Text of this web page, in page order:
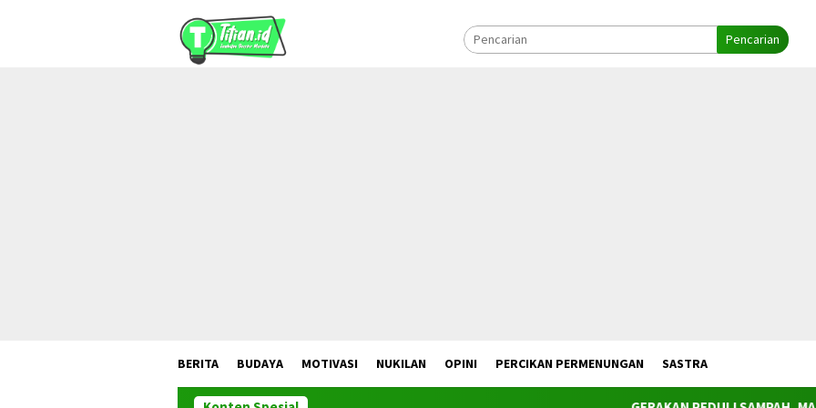
Pencarian
BERITA BUDAYA MOTIVASI NUKILAN OPINI PERCIKAN PERMENUNGAN SASTRA